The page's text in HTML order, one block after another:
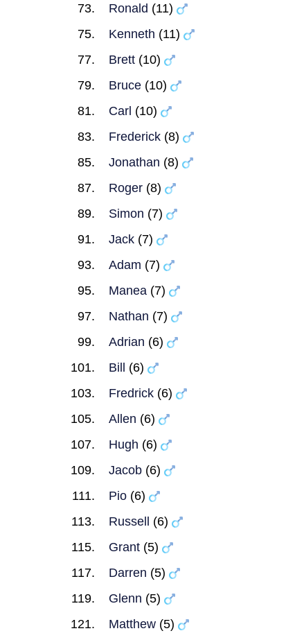
Ronald (11)
Kenneth (11)
Brett (10)
Bruce (10)
Carl (10)
Frederick (8)
Jonathan (8)
Roger (8)
Simon (7)
Jack (7)
Adam (7)
Manea (7)
Nathan (7)
Adrian (6)
Bill
(6)
Fredrick (6)
Allen (6)
Hugh (6)
Jacob (6)
Pio (6)
Russell
(6)
Grant (5)
Darren (5)
Glenn (5)
Matthew (5)